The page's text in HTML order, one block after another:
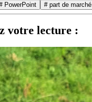
PowerPoint # part de marché
votre lecture :